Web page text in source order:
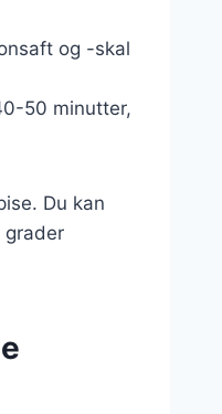
og -skal
50 minutter,
Du kan
grader